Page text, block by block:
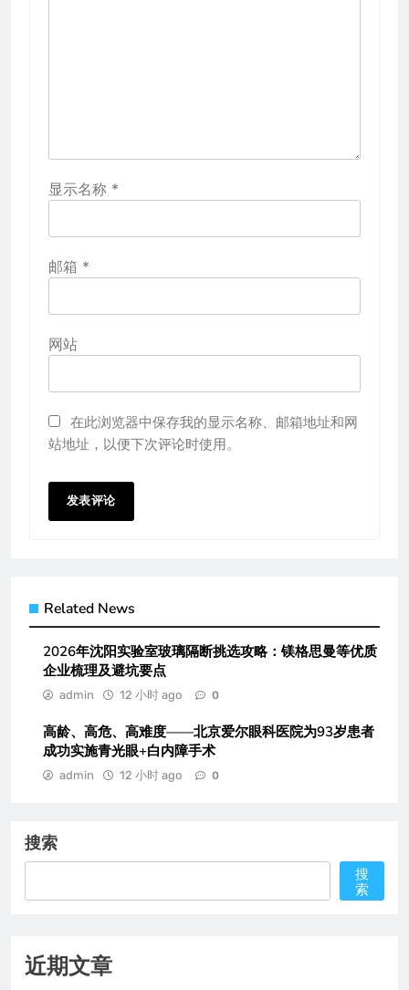
显示名称 *
邮箱 *
网站
在此浏览器中保存我的显示名称、邮箱地址和网
站地址，以便下次评论时使用。
Related News
2026年沈阳实验室玻璃隔断挑选攻略：镁格思曼等优质
企业梳理及避坑要点
admin 12 小时 ago 0
高龄、高危、高难度——北京爱尔眼科医院为93岁患者
成功实施青光眼+白内障手术
admin 12 小时 ago 0
搜索
搜
索
近期文章